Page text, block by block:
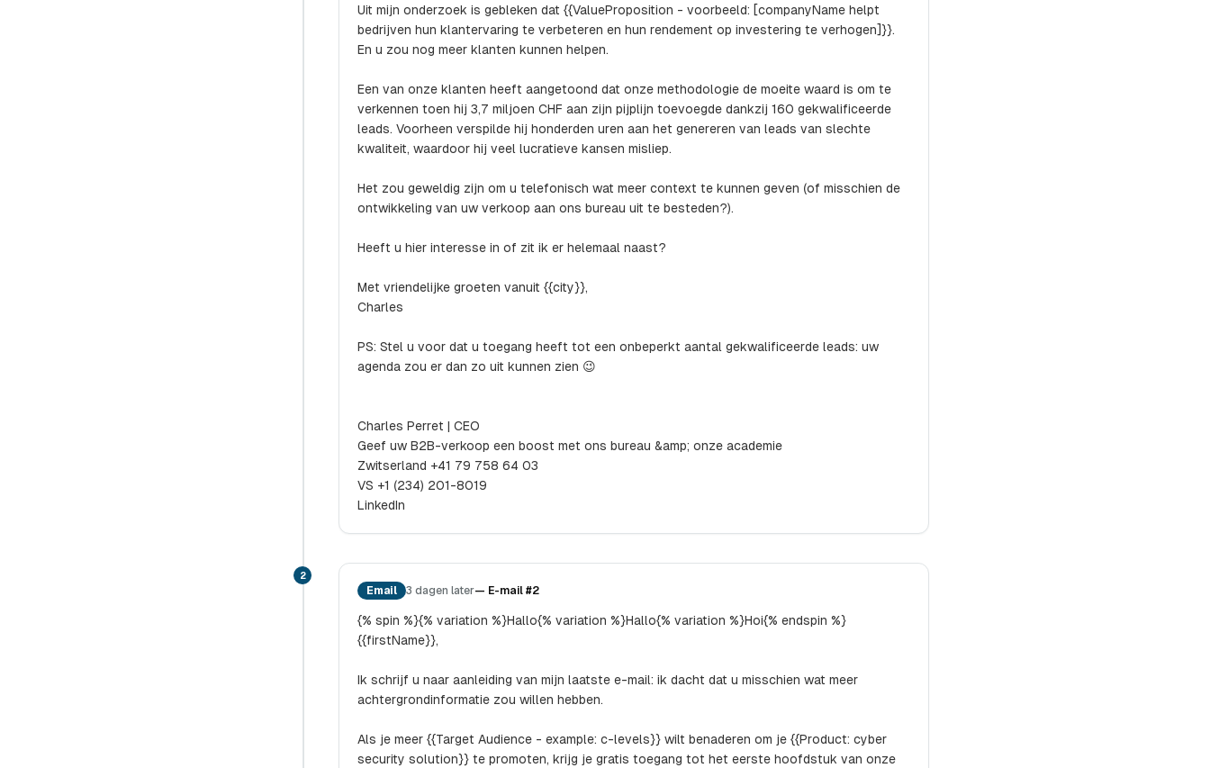
Uit mijn onderzoek is gebleken dat {{ValueProposition - voorbeeld: [companyName helpt
bedrijven hun klantervaring te verbeteren en hun rendement op investering te verhogen]}}.
En u zou nog meer klanten kunnen helpen.
Een van onze klanten heeft aangetoond dat onze methodologie de moeite waard is om te
verkennen toen hij 3,7 miljoen CHF aan zijn pijplijn toevoegde dankzij 160 gekwalificeerde
leads. Voorheen verspilde hij honderden uren aan het genereren van leads van slechte
kwaliteit, waardoor hij veel lucratieve kansen misliep.
Het zou geweldig zijn om u telefonisch wat meer context te kunnen geven (of misschien de
ontwikkeling van uw verkoop aan ons bureau uit te besteden?).
Heeft u hier interesse in of zit ik er helemaal naast?
Met vriendelijke groeten vanuit {{city}},
Charles
PS: Stel u voor dat u toegang heeft tot een onbeperkt aantal gekwalificeerde leads: uw
agenda zou er dan zo uit kunnen zien 😉
Charles Perret | CEO
Geef uw B2B-verkoop een boost met ons bureau &amp; onze academie
Zwitserland +41 79 758 64 03
VS ‭+1 (234) 201-8019‬
LinkedIn
2
Email 3 dagen later— E-mail #2
{% spin %}{% variation %}Hallo{% variation %}Hallo{% variation %}Hoi{% endspin %}
{{firstName}},
Ik schrijf u naar aanleiding van mijn laatste e-mail: ik dacht dat u misschien wat meer
achtergrondinformatie zou willen hebben.
Als je meer {{Target Audience - example: c-levels}} wilt benaderen om je {{Product: cyber
security solution}} te promoten, krijg je gratis toegang tot het eerste hoofdstuk van onze